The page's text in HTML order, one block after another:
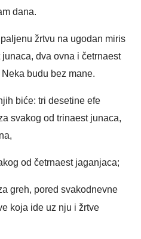
dana.
žrtvu na ugodan miris
dva ovna i četrnaest
budu bez mane.
biće: tri desetine efe
svakog od trinaest junaca,
od četrnaest jaganjaca;
greh, pored svakodnevne
koja ide uz nju i žrtve